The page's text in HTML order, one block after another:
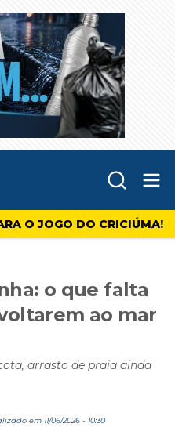
O JOGO DO CRICIÚMA!
o que falta
ao mar
arrasto de praia ainda
em 11/06/2026 - 10:30